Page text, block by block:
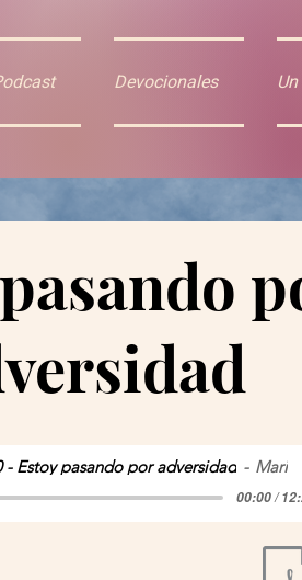
Devocionales
- Estoy pasando por adversidad Mari
00:00 /